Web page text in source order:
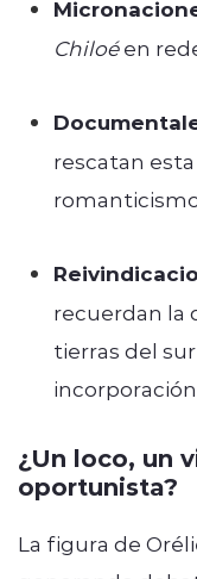
Chiloéen
rescatan
recuerdan la
tierras del
¿Un loco, un
oportunista?
La figura de